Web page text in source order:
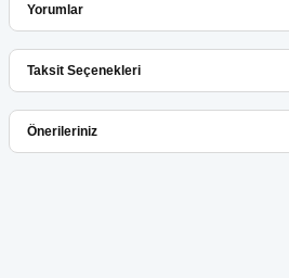
Yorumlar
Bu ürüne ilk yorumu
Taksit Seçenekleri
Önerileriniz